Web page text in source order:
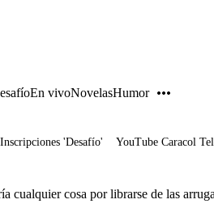
En vivoNovelasHumor
Inscripciones 'Desafío' YouTube Caracol
cualquier cosa por librarse de las